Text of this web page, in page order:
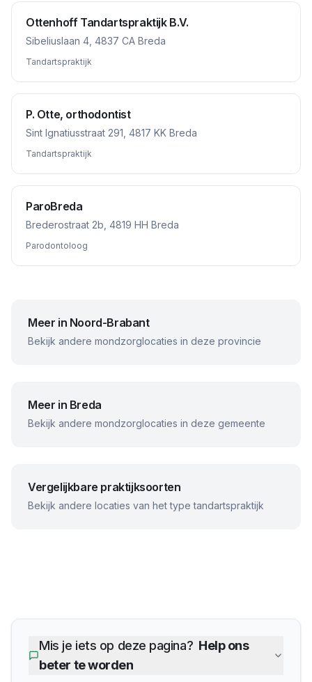
Ottenhoff Tandartspraktijk B.V.
Sibeliuslaan 4, 4837 CA Breda
Tandartspraktijk
P. Otte, orthodontist
Sint Ignatiusstraat 291, 4817 KK Breda
Tandartspraktijk
ParoBreda
Brederostraat 2b, 4819 HH Breda
Parodontoloog
Meer in Noord-Brabant
Bekijk andere mondzorglocaties in deze provincie
Meer in Breda
Bekijk andere mondzorglocaties in deze gemeente
Vergelijkbare praktijksoorten
Bekijk andere locaties van het type tandartspraktijk
Mis je iets op deze pagina? Help ons
beter te worden